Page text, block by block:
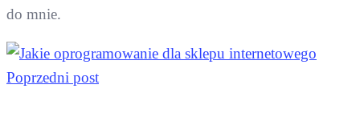
do mnie.
Poprzedni post